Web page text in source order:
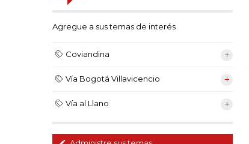
Agregue a sus temas de interés
Coviandina
Vía Bogotá Villavicencio
Vía al Llano